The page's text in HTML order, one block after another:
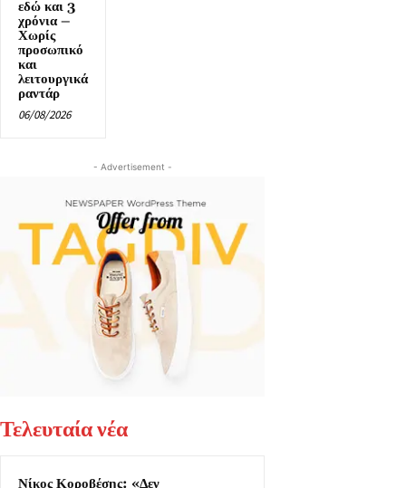
εδώ και 3
χρόνια –
Χωρίς
προσωπικό
και
λειτουργικά
ραντάρ
06/08/2026
- Advertisement -
Τελευταία νέα
Νίκος Κοροβέσης: «Δεν